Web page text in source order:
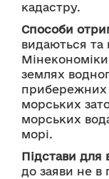
кадастру.
Способи
видаються
землях
прибережних
морських
морських
морі.
Підстави для
до заяви не в